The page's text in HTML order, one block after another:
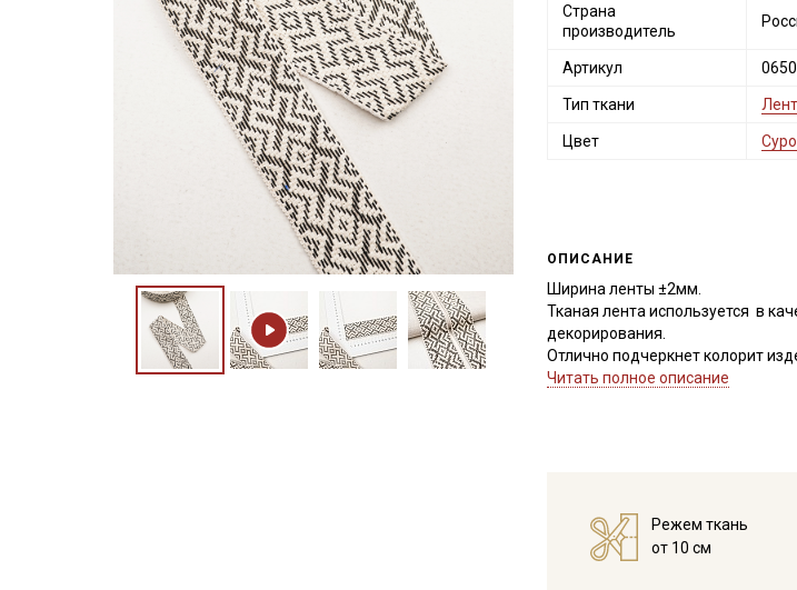
Страна
производитель
Артикул
Тип ткани
Цвет
ОПИСАНИЕ
Ширина ленты ±2мм.
Тканая лента используется в
декорирования.
Отлично подчеркнет колорит
Цветопередача может
Читать полное описание
Режем ткань
от 10 см